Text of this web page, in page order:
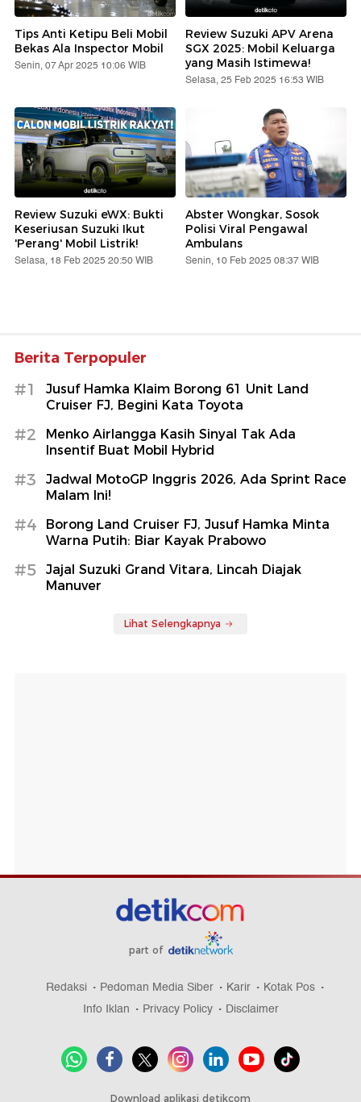
Tips Anti Ketipu Beli Mobil
Bekas Ala Inspector Mobil
Senin, 07 Apr 2025 10:06 WIB
Review Suzuki APV Arena
SGX 2025: Mobil Keluarga
yang Masih Istimewa!
Selasa, 25 Feb 2025 16:53 WIB
Review Suzuki eWX: Bukti
Keseriusan Suzuki Ikut
'Perang' Mobil Listrik!
Selasa, 18 Feb 2025 20:50 WIB
Abster Wongkar, Sosok
Polisi Viral Pengawal
Ambulans
Senin, 10 Feb 2025 08:37 WIB
Berita Terpopuler
#1
Jusuf Hamka Klaim Borong 61 Unit Land
Cruiser FJ, Begini Kata Toyota
#2
Menko Airlangga Kasih Sinyal Tak Ada
Insentif Buat Mobil Hybrid
#3
Jadwal MotoGP Inggris 2026, Ada Sprint Race
Malam Ini!
#4
Borong Land Cruiser FJ, Jusuf Hamka Minta
Warna Putih: Biar Kayak Prabowo
#5
Jajal Suzuki Grand Vitara, Lincah Diajak
Manuver
Lihat Selengkapnya
part of
Redaksi Pedoman Media Siber Karir
Kotak Pos
Info Iklan
Privacy Policy Disclaimer
Download aplikasi detikcom